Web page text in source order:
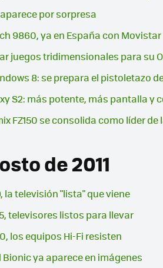
aparece por sorpresa
9860, ya en España con Movistar
juegos tridimensionales para su
8: se prepara el pistoletazo
S2: más potente, más pantalla y
FZ150 se consolida como líder
de 2011
la televisión "lista" que viene
televisores listos para llevar
los equipos Hi-Fi resisten
ya aparece en imágenes